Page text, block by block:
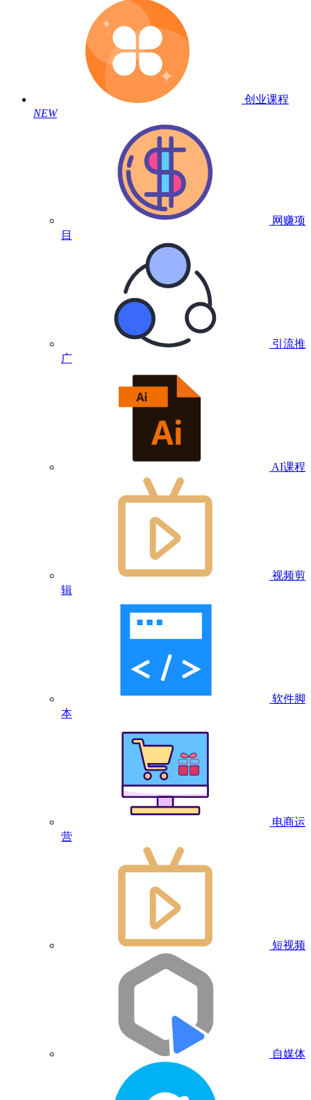
创业课程
NEW
网赚项
目
引流推
广
AI课程
视频剪
辑
软件脚
本
电商运
营
短视频
自媒体